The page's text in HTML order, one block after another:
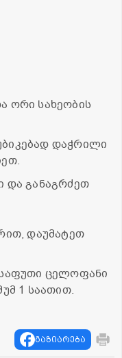
ორი სახეობის
დაჭრილი
და განაგრძეთ
დაუმატეთ
ცელოფანი
1 საათით.
გაზიარება